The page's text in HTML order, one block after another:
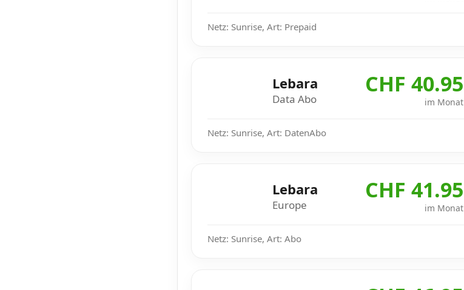
Netz: Sunrise, Art: Prepaid
Lebara
Data Abo
CHF 40.95
im Monat
Netz: Sunrise, Art: DatenAbo
Lebara
Europe
CHF 41.95
im Monat
Netz: Sunrise, Art: Abo